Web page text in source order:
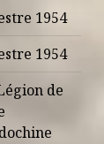
1954
1954
de